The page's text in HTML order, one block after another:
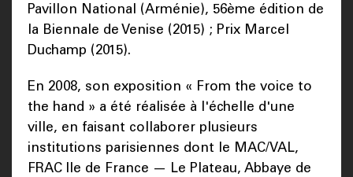
Pavillon National (Arménie), 56ème édition de
la Biennale de Venise (2015) ; Prix Marcel
Duchamp (2015).
En 2008, son exposition « From the voice to
the hand » a été réalisée à l'échelle d'une
ville, en faisant collaborer plusieurs
institutions parisiennes dont le MAC/VAL,
FRAC Ile de France — Le Plateau, Abbaye de